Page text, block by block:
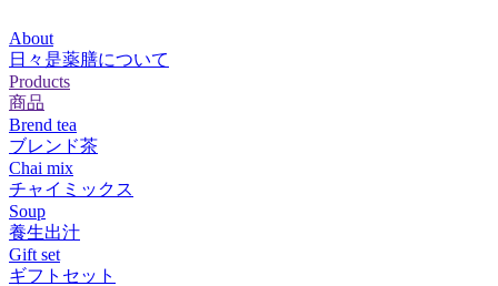
About
日々是薬膳について
Products
商品
Brend tea
ブレンド茶
Chai mix
チャイミックス
Soup
養生出汁
Gift set
ギフトセット